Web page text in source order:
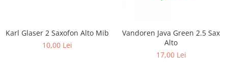
Karl Glaser 2 Saxofon Alto Mib
10,00 Lei
Vandoren Java Green 2.5 Sax
Alto
17,00 Lei